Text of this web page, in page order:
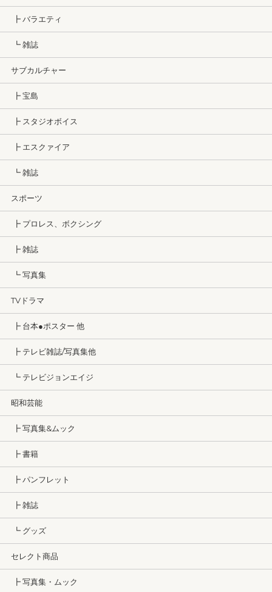
┣ バラエティ
┗ 雑誌
サブカルチャー
┣ 宝島
┣ スタジオボイス
┣ エスクァイア
┗ 雑誌
スポーツ
┣ プロレス、ボクシング
┣ 雑誌
┗ 写真集
TVドラマ
┣ 台本●ポスター 他
┣ テレビ雑誌/写真集他
┗ テレビジョンエイジ
昭和芸能
┣ 写真集&ムック
┣ 書籍
┣ パンフレット
┣ 雑誌
┗ グッズ
セレクト商品
┣ 写真集・ムック